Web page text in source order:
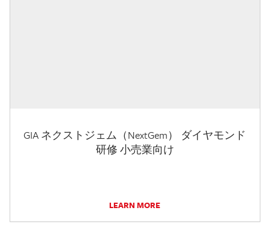
GIA ネクストジェム（NextGem） ダイヤモンド
研修 小売業向け
LEARN MORE